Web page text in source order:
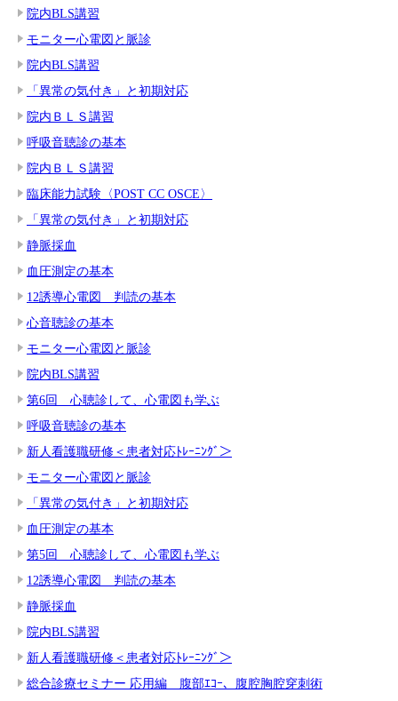
院内BLS講習
モニター心電図と脈診
院内BLS講習
「異常の気付き」と初期対応
院内ＢＬＳ講習
呼吸音聴診の基本
院内ＢＬＳ講習
臨床能力試験〈POST CC OSCE〉
「異常の気付き」と初期対応
静脈採血
血圧測定の基本
12誘導心電図 判読の基本
心音聴診の基本
モニター心電図と脈診
院内BLS講習
第6回 心聴診して、心電図も学ぶ
呼吸音聴診の基本
新人看護職研修＜患者対応ﾄﾚｰﾆﾝｸﾞ＞
モニター心電図と脈診
「異常の気付き」と初期対応
血圧測定の基本
第5回 心聴診して、心電図も学ぶ
12誘導心電図 判読の基本
静脈採血
院内BLS講習
新人看護職研修＜患者対応ﾄﾚｰﾆﾝｸﾞ＞
総合診療セミナー 応用編 腹部ｴｺｰ、腹腔胸腔穿刺術